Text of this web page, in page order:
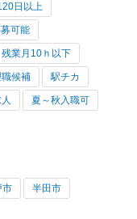
日以上
可能
残業月10ｈ以下
候補 駅チカ
夏～秋入職可
市 半田市